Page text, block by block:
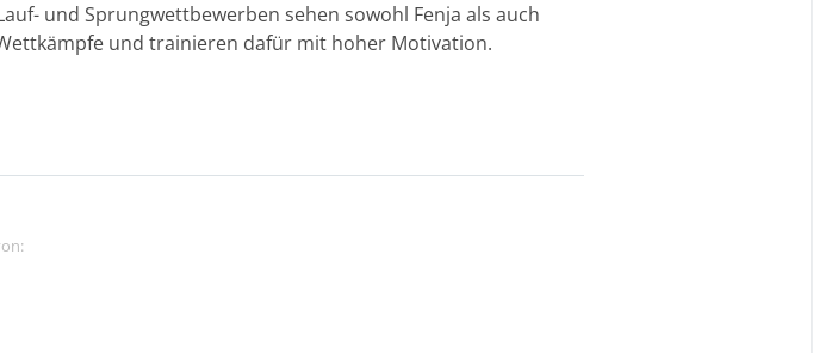
und Sprungwettbewerben sehen sowohl Fenja als auch
und trainieren dafür mit hoher Motivation.